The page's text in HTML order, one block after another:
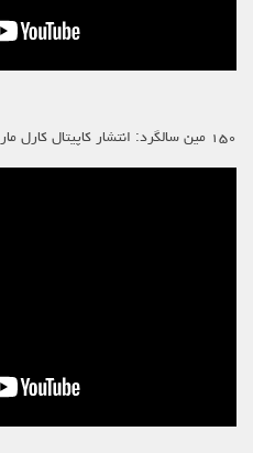
۱۵۰ مین سالگرد: انتشار کاپیتال کارل مارکس